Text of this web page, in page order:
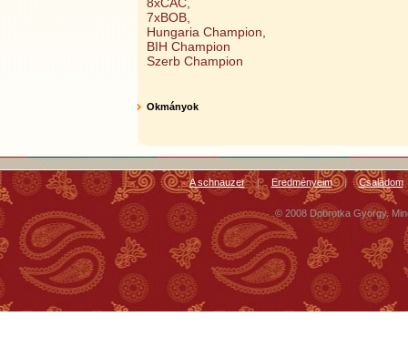
8xCAC,
7xBOB,
Hungaria Champion,
BIH Champion
Szerb Champion
Okmányok
A schnauzer | Eredményeim | Családom
© 2008 Dobrotka György.